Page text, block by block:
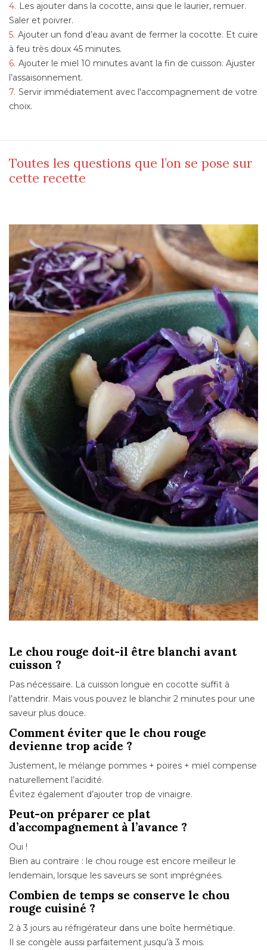
Les ajouter dans la cocotte, ainsi que le laurier, remuer.
Saler et poivrer.
Ajouter un fond d’eau avant de fermer la cocotte. Et cuire
à feu très doux 45 minutes.
Ajouter le miel 10 minutes avant la fin de cuisson. Ajuster
l’assaisonnement.
Servir immédiatement avec l'accompagnement de votre
choix.
Toutes les questions que l’on se pose sur
cette recette
Le chou rouge doit-il être blanchi avant
cuisson ?
Pas nécessaire. La cuisson longue en cocotte suffit à
l’attendrir. Mais vous pouvez le blanchir 2 minutes pour une
saveur plus douce.
Comment éviter que le chou rouge
devienne trop acide ?
Justement, le mélange pommes + poires + miel compense
naturellement l’acidité.
Évitez également d’ajouter trop de vinaigre.
Peut-on préparer ce plat
d’accompagnement à l’avance ?
Oui !
Bien au contraire : le chou rouge est encore meilleur le
lendemain, lorsque les saveurs se sont imprégnées.
Combien de temps se conserve le chou
rouge cuisiné ?
2 à 3 jours au réfrigérateur dans une boîte hermétique.
Il se congèle aussi parfaitement jusqu’à 3 mois.